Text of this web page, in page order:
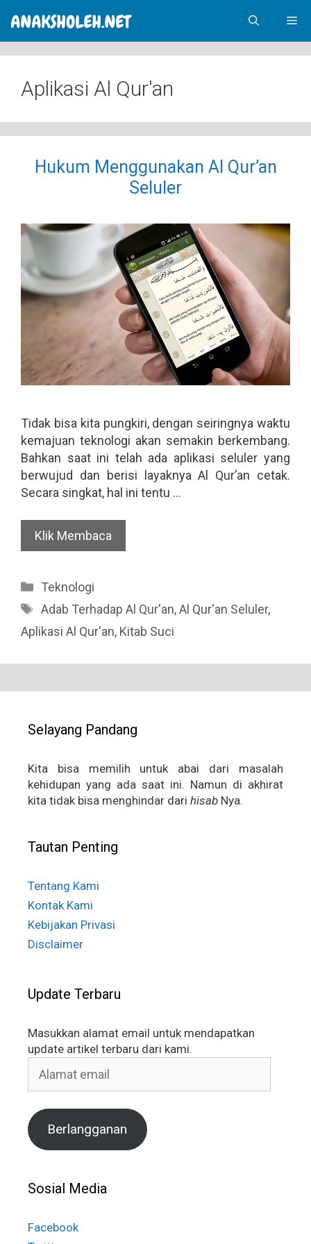
content
Aplikasi Al Qur'an
Hukum Menggunakan Al Qur’an
Seluler
Tidak bisa kita pungkiri, dengan seiringnya waktu
kemajuan teknologi akan semakin berkembang.
Bahkan saat ini telah ada aplikasi seluler yang
berwujud dan berisi layaknya Al Qur’an cetak.
Secara singkat, hal ini tentu …
Klik Membaca
Categories
Teknologi
Tags
Adab Terhadap Al Qur'an,Al Qur'an Seluler,
Aplikasi Al Qur'an, Kitab Suci
Selayang Pandang
Kita bisa memilih untuk abai dari masalah
kehidupan yang ada saat ini. Namun di akhirat
kita tidak bisa menghindar dari hisab Nya.
Tautan Penting
Tentang Kami
Kontak Kami
Kebijakan Privasi
Disclaimer
Update Terbaru
Masukkan alamat email untuk mendapatkan
update artikel terbaru dari kami.
email
Berlangganan
Sosial Media
Facebook